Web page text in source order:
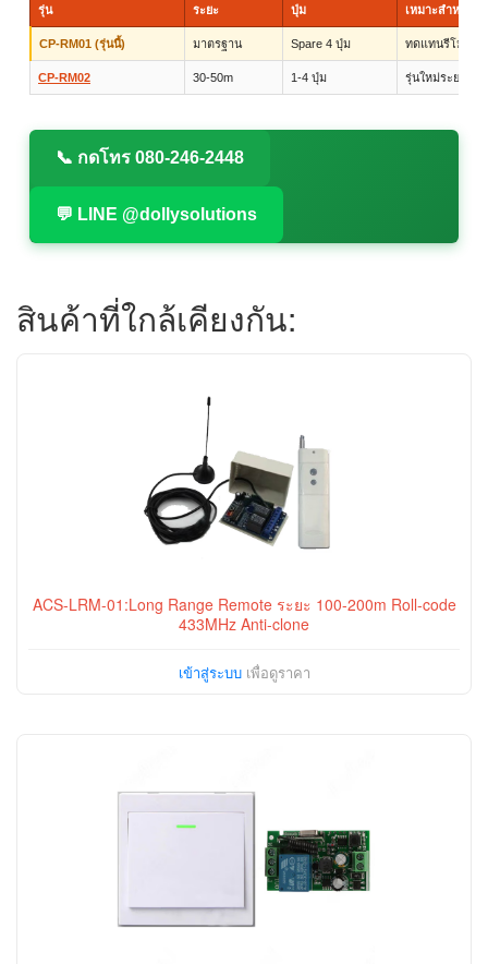
รุ่น ระยะ ปุ่ม เหมาะสำหรับ
CP-RM01 (รุ่นนี้) มาตรฐาน Spare 4 ปุ่ม ทดแทนรีโมทเดิ
CP-RM02 30-50m 1-4 ปุ่ม รุ่นใหม่ระยะไกล
📞 กดโทร 080-246-2448
💬 LINE @dollysolutions
สินค้าที่ใกล้เคียงกัน:
ACS-LRM-01:Long Range Remote ระยะ 100-200m Roll-code
433MHz Anti-clone
เข้าสู่ระบบเพื่อดูราคา